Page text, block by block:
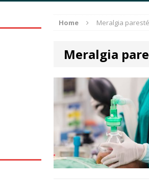
Home Meralgia
Meralgia